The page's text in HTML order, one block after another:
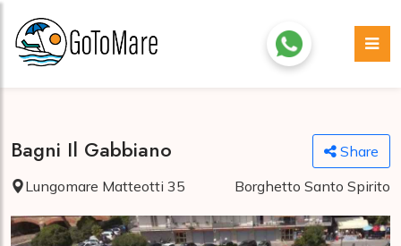
Bagni Il Gabbiano
Share
Lungomare Matteotti 35
Borghetto Santo Spirito